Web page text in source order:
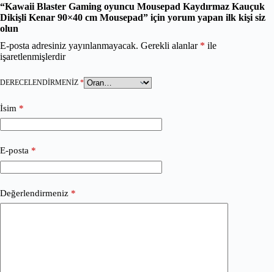
“Kawaii Blaster Gaming oyuncu Mousepad Kaydırmaz Kauçuk
Dikişli Kenar 90×40 cm Mousepad” için yorum yapan ilk kişi siz
olun
E-posta adresiniz yayınlanmayacak. Gerekli alanlar * ile
işaretlenmişlerdir
DERECELENDIRMENIZ *
İsim *
E-posta *
Değerlendirmeniz *